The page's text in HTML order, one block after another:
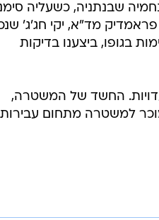
ברחוב נחמיה שבנתניה, כשעליה
מד"א, יקי חג'ג'
בגופו, ביצענו בדיקות
החשד של המשטרה,
למשטרה מתחום עבירות